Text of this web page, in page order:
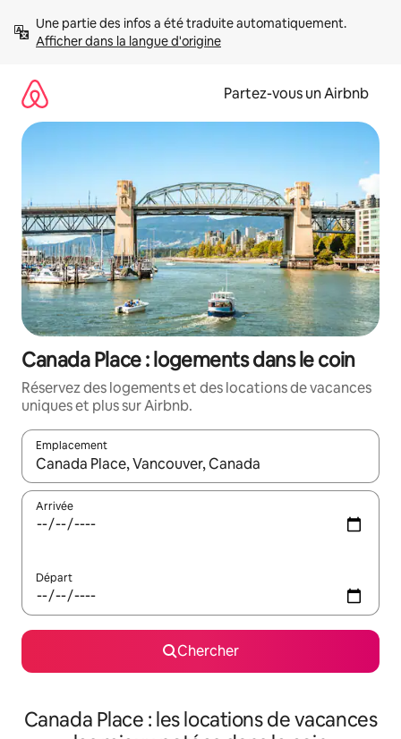
directement
Afficher dans la langue d'origine
Partez-vous un Airbnb
Canada Place : logements dans le coin
Réservez des logements et des locations de vacances
uniques et plus sur Airbnb.
Emplacement
Quand les résultats sont affichés, parcourez-les en utilisant
Arrivée
Départ
Chercher
Canada Place : les locations de vacances